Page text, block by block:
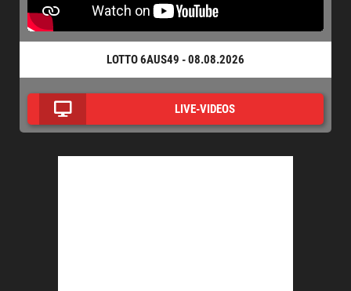
LOTTO 6AUS49 - 08.08.2026
LIVE-VIDEOS